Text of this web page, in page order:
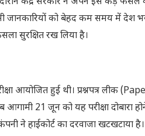
जानकारियों को बेहद कम समय में देश
सुरक्षित रख लिया है।
आयोजित हुई थी। प्रश्नपत्र लीक
21 जून को यह परीक्षा दोबारा
ने हाईकोर्ट का दरवाजा खटखटाया है।